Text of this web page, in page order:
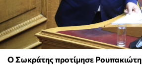
Ο Σωκράτης προτίμησε Ρουπακιώτη